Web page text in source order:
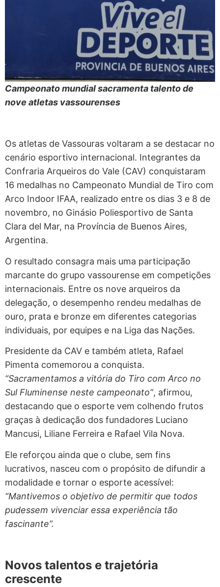
Campeonato mundial sacramenta talento de
nove atletas vassourenses
Os atletas de Vassouras voltaram a se destacar no
cenário esportivo internacional. Integrantes da
Confraria Arqueiros do Vale (CAV) conquistaram
16 medalhas no Campeonato Mundial de Tiro com
Arco Indoor IFAA, realizado entre os dias 3 e 8 de
novembro, no Ginásio Poliesportivo de Santa
Clara del Mar, na Província de Buenos Aires,
Argentina.
O resultado consagra mais uma participação
marcante do grupo vassourense em competições
internacionais. Entre os nove arqueiros da
delegação, o desempenho rendeu medalhas de
ouro, prata e bronze em diferentes categorias
individuais, por equipes e na Liga das Nações.
Presidente da CAV e também atleta, Rafael
Pimenta comemorou a conquista.
“Sacramentamos a vitória do Tiro com Arco no
Sul Fluminense neste campeonato”, afirmou,
destacando que o esporte vem colhendo frutos
graças à dedicação dos fundadores Luciano
Mancusi, Liliane Ferreira e Rafael Vila Nova.
Ele reforçou ainda que o clube, sem fins
lucrativos, nasceu com o propósito de difundir a
modalidade e tornar o esporte acessível:
“Mantivemos o objetivo de permitir que todos
pudessem vivenciar essa experiência tão
fascinante”.
Novos talentos e trajetória
crescente